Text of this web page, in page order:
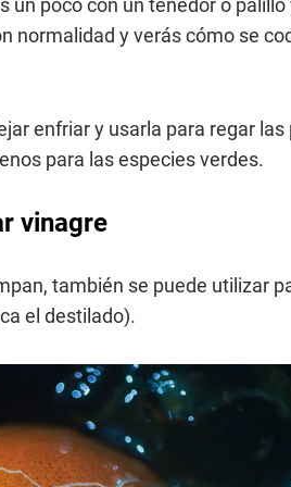
normalidad y verás cómo se
enfriar y usarla para regar
para las especies verdes.
vinagre
también se puede utilizar
el destilado).